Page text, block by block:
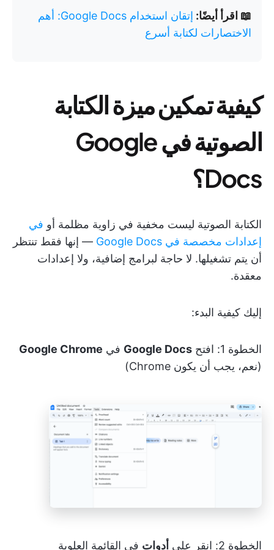
📖 اقرأ أيضًا:
إتقان استخدام Google Docs: أهم
الاختصارات لكتابة أسرع
كيفية تمكين ميزة الكتابة
الصوتية في Google
Docs؟
الكتابة الصوتية ليست مخفية في زاوية مظلمة أو في
إعدادات مخصصة في Google Docs
— إنها فقط تنتظر
أن يتم تشغيلها. لا حاجة لبرامج إضافية، ولا إعدادات
معقدة.
إليك كيفية البدء:
الخطوة 1: افتح Google Docs في Google Chrome
(نعم، يجب أن يكون Chrome)
الخطوة 2: انقر على أدوات في القائمة العلوية